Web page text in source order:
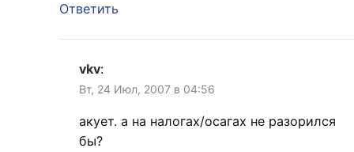
Ответить
vkv:
Вт, 24 Июл, 2007 в 04:56
акует. а на налогах/осагах не разорился
бы?